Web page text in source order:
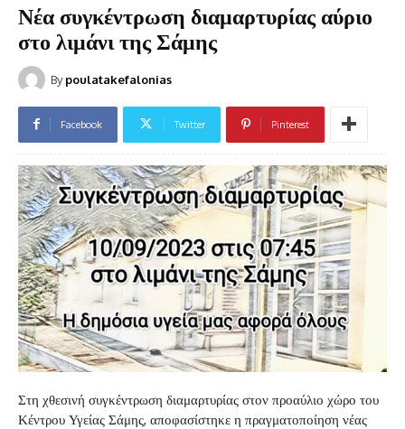
Νέα συγκέντρωση διαμαρτυρίας αύριο
στο λιμάνι της Σάμης
By poulatakefalonias
Facebook Twitter Pinterest
Στη χθεσινή συγκέντρωση διαμαρτυρίας στον προαύλιο χώρο του
Κέντρου Υγείας Σάμης, αποφασίστηκε η πραγματοποίηση νέας